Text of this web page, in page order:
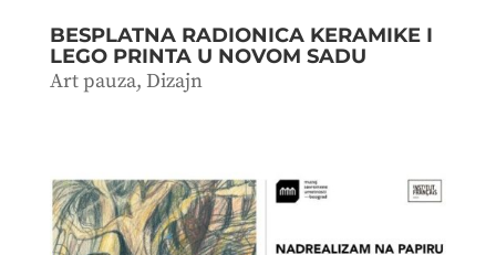
BESPLATNA RADIONICA KERAMIKE I
LEGO PRINTA U NOVOM SADU
Art pauza, Dizajn